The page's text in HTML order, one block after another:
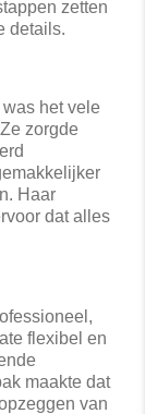
zetten
details.
het vele
zorgde
Haar
dat alles
flexibel en
maakte dat
van